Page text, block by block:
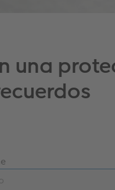
una